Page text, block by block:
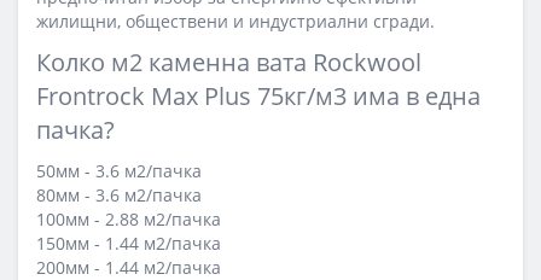
жилищни, обществени и индустриални сгради.
Колко м2 каменна вата Rockwool
Frontrock Max Plus 75кг/м3 има в една
пачка?
50мм - 3.6 м2/пачка
80мм - 3.6 м2/пачка
100мм - 2.88 м2/пачка
150мм - 1.44 м2/пачка
200мм - 1.44 м2/пачка